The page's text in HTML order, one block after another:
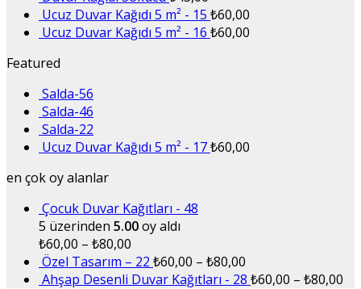
Ucuz Duvar Kağıdı 5 m² - 15 ₺60,00
Ucuz Duvar Kağıdı 5 m² - 16 ₺60,00
Featured
Salda-56
Salda-46
Salda-22
Ucuz Duvar Kağıdı 5 m² - 17₺60,00
en çok oy alanlar
Çocuk Duvar Kağıtları - 48
5 üzerinden 5.00oy aldı
₺60,00 – ₺80,00
Özel Tasarım – 22 ₺60,00 – ₺80,00
Ahşap Desenli Duvar Kağıtları - 28 ₺60,00 – ₺80,00